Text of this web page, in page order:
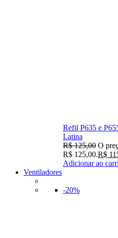
Refil P635 e
Latina
R$125,00 O
R$ 125,00.R$
Adicionar ao
Ventiladores
-20%